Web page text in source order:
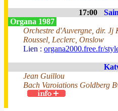
17:00
Organa 1987
Orchestre d'Auvergne, dir. Jj
Roussel, Leclerc, Onslow
Lien : organa2000.free.fr/
Jean Guillou
Bach Varoiations Goldberg